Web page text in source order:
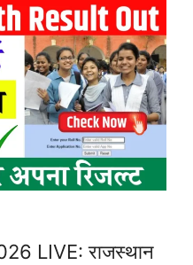
LIVE: राजस्थान